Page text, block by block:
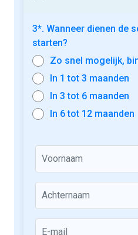
3*. Wanneer dienen de
starten?
Zo snel mogelijk,
In 1 tot 3 maanden
In 3 tot 6 maanden
In 6 tot 12 maanden